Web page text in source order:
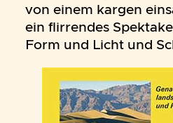
von einem kargen
ein flirrendes
Form und Licht und